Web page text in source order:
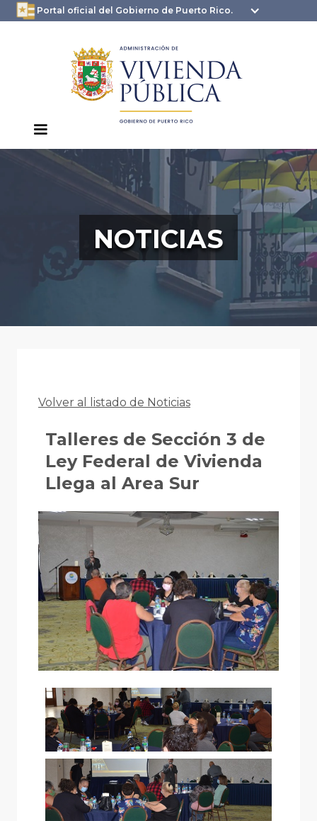
Portal oficial del Gobierno de Puerto Rico.
oficial.pr.gov
seguros .pr.gov usan
HTTPS
NOTICIAS
Volver al listado de Noticias
Talleres de Sección 3 de
Ley Federal de Vivienda
Llega al Area Sur